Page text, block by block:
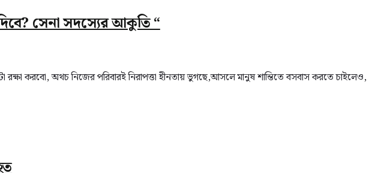
সেনা সদস্যের আকুতি “
করবো, অথচ নিজের পরিবারই নিরাপত্তা হীনতায় ভুগছে,আসলে মানুষ শান্তিতে বসবাস করতে চাইলেও,